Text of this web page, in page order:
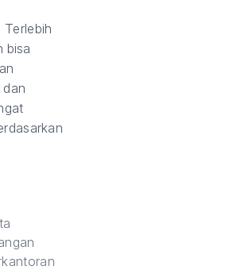
bisa